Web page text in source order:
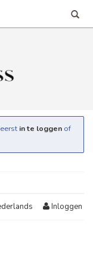
in te loggen of
Inloggen